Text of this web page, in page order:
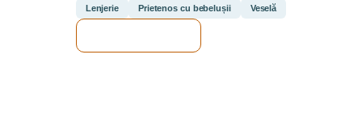
Lenjerie Prietenos cu bebelușii Veselă